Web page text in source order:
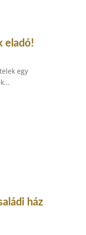
eladó!
egy
ház